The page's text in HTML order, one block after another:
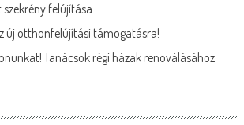
felújítása
új otthonfelújítási támogatásra!
Tanácsok régi házak renoválásához